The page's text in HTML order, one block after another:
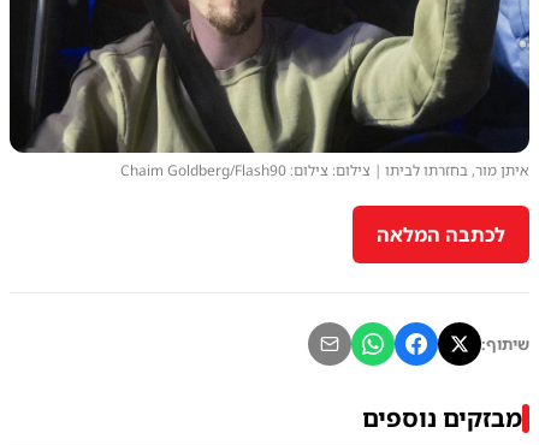
איתן מור, בחזרתו לביתו | צילום: צילום: Chaim Goldberg/Flash90
לכתבה המלאה
שיתוף:
מבזקים נוספים